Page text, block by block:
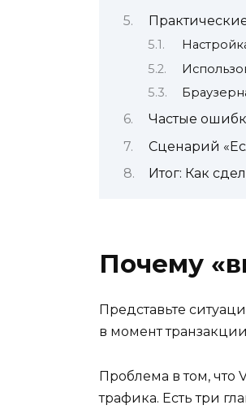
Частые
Сценарий
Итог: Как
Почему
Представьте
в момент
Проблема в том, что
трафика. Есть три